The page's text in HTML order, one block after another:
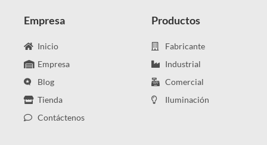
Empresa
Inicio
Empresa
Blog
Tienda
Contáctenos
Productos
Fabricante
Industrial
Comercial
Iluminación